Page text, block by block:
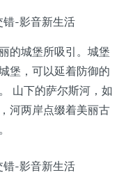
的城堡所吸引。城堡
堡，可以延着防御的
山下的萨尔斯河，如
河两岸点缀着美丽古